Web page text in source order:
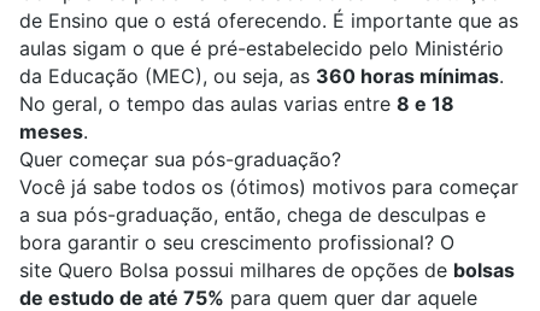
de Ensino que o está oferecendo. É importante que as
aulas sigam o que é pré-estabelecido pelo Ministério
da Educação (MEC), ou seja, as 360 horas mínimas.
No geral, o tempo das aulas varias entre 8 e 18
meses.
Quer começar sua pós-graduação?
Você já sabe todos os (ótimos) motivos para começar
a sua pós-graduação, então, chega de desculpas e
bora garantir o seu crescimento profissional? O
site Quero Bolsa possui milhares de opções de bolsas
de estudo de até 75% para quem quer dar aquele